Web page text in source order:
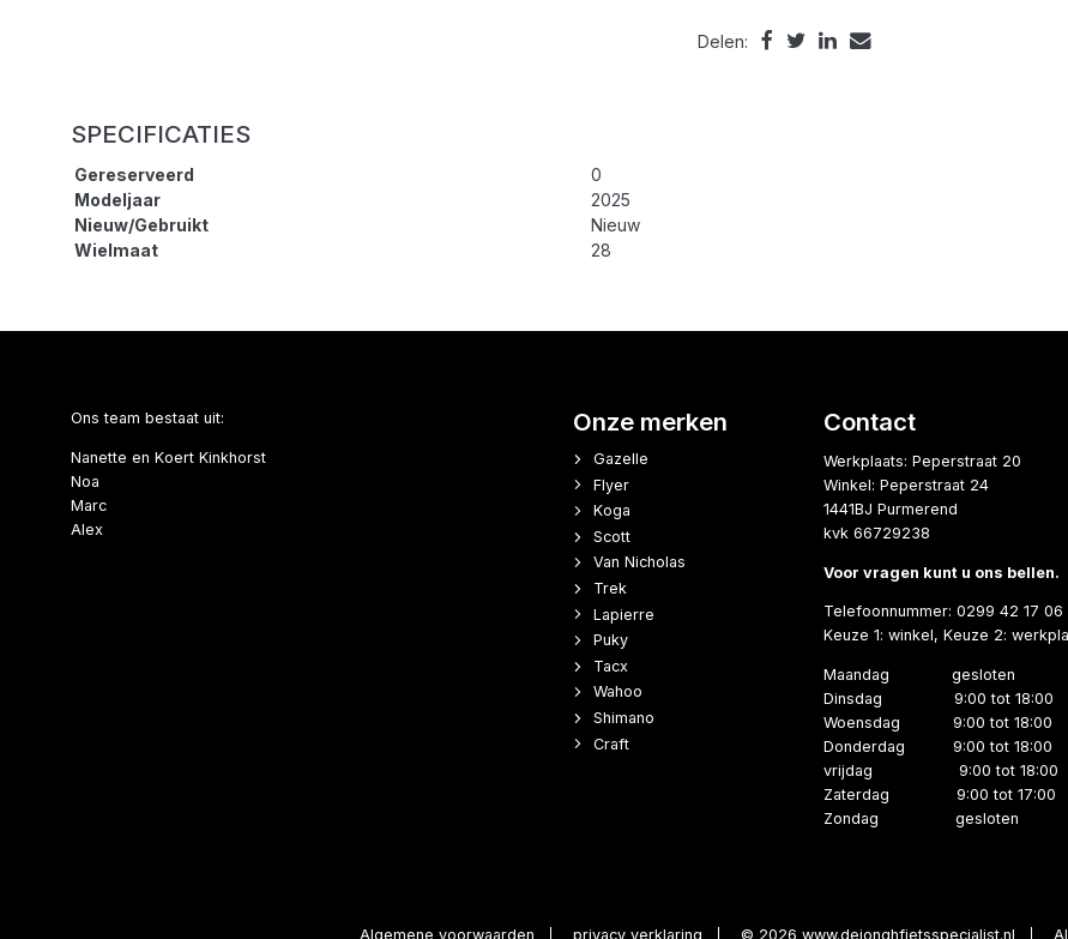
Delen:
SPECIFICATIES
Gereserveerd
0
Modeljaar
2025
Nieuw/Gebruikt
Nieuw
Wielmaat
28
Ons team bestaat uit:
Nanette en Koert Kinkhorst
Noa
Marc
Alex
Onze merken
Gazelle
Flyer
Koga
Scott
Van Nicholas
Trek
Lapierre
Puky
Tacx
Wahoo
Shimano
Craft
Contact
Werkplaats: Peperstraat 20
Winkel: Peperstraat 24
1441BJ Purmerend
kvk 66729238
Voor vragen kunt u ons bellen.
Telefoonnummer: 0299 42 17 06
Keuze 1: winkel, Keuze 2:
Maandag gesloten
Dinsdag 9:00 tot 18:00
Woensdag 9:00 tot 18:00
Donderdag 9:00 tot 18:00
vrijdag 9:00 tot 18:00
Zaterdag 9:00 tot 17:00
Zondag gesloten
Algemene voorwaarden privacy verklaring © 2026 www.dejonghfietsspecialist.nl